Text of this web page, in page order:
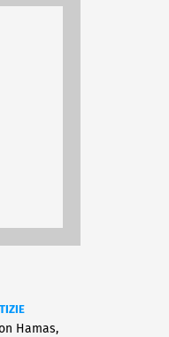
Hamas,